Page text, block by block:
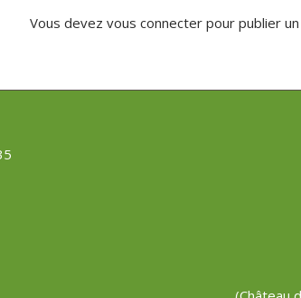
Vous devez vous connecter pour publier